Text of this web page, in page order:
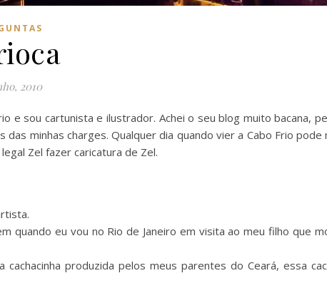
2010
e sou cartunista e ilustrador. Achei o seu blog muito bacana,
minhas charges. Qualquer dia quando vier a Cabo Frio pode
Zel fazer caricatura de Zel.
eu vou no Rio de Janeiro em visita ao meu filho que
produzida pelos meus parentes do Ceará, essa